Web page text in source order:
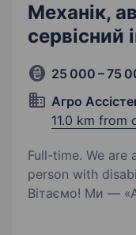
Механік,
сервісний
25 000 – 75
Агро
11.0 km from
Full-time. We are
person with
Вітаємо! Ми — «Агро Ассістенс Груп»,